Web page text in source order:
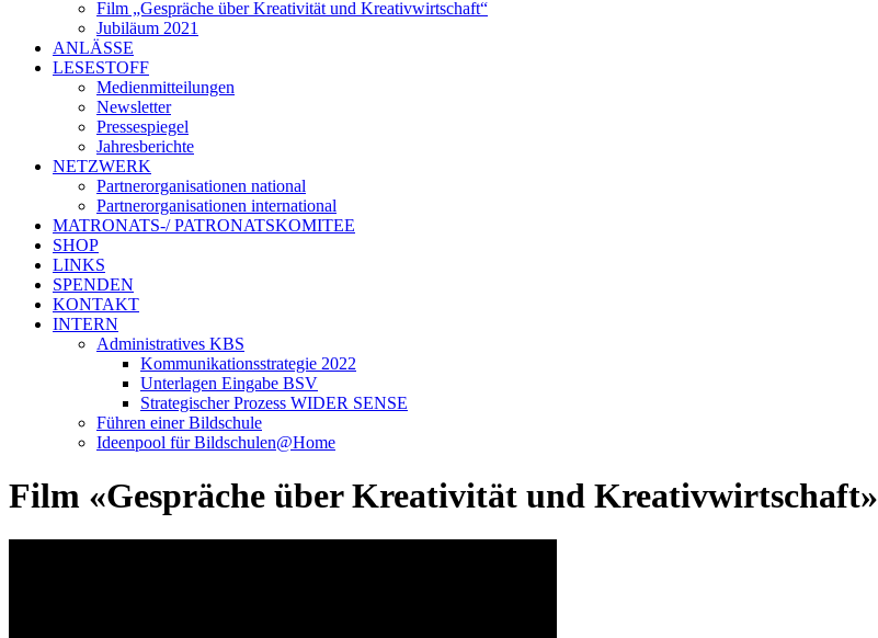
Film „Gespräche über Kreativität und Kreativwirtschaft“
Jubiläum 2021
ANLÄSSE
LESESTOFF
Medienmitteilungen
Newsletter
Pressespiegel
Jahresberichte
NETZWERK
Partnerorganisationen national
Partnerorganisationen international
MATRONATS-/ PATRONATSKOMITEE
SHOP
LINKS
SPENDEN
KONTAKT
INTERN
Administratives KBS
Kommunikationsstrategie 2022
Unterlagen Eingabe BSV
Strategischer Prozess WIDER SENSE
Führen einer Bildschule
Ideenpool für Bildschulen@Home
Film «Gespräche über Kreativität und Kreativwirtschaft»